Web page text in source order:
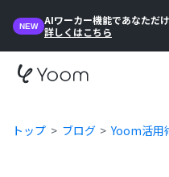
NEW
AIワーカー機能であなただ
詳しくはこちら
トップ ブログ Yoom活用